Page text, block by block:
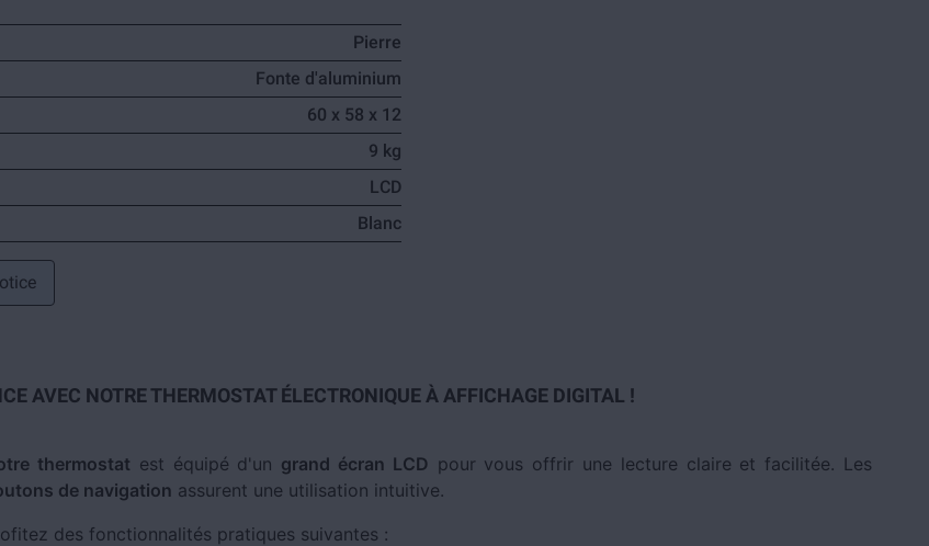
Pierre
Fonte d'aluminium
60 x 58 x 12
9 kg
LCD
Blanc
AVEC NOTRE THERMOSTAT ÉLECTRONIQUE À AFFICHAGE DIGITAL !
thermostat est équipé d'un grand écran LCD pour vous offrir une lecture claire et facilitée. Les
de navigation assurent une utilisation intuitive.
des fonctionnalités pratiques suivantes :